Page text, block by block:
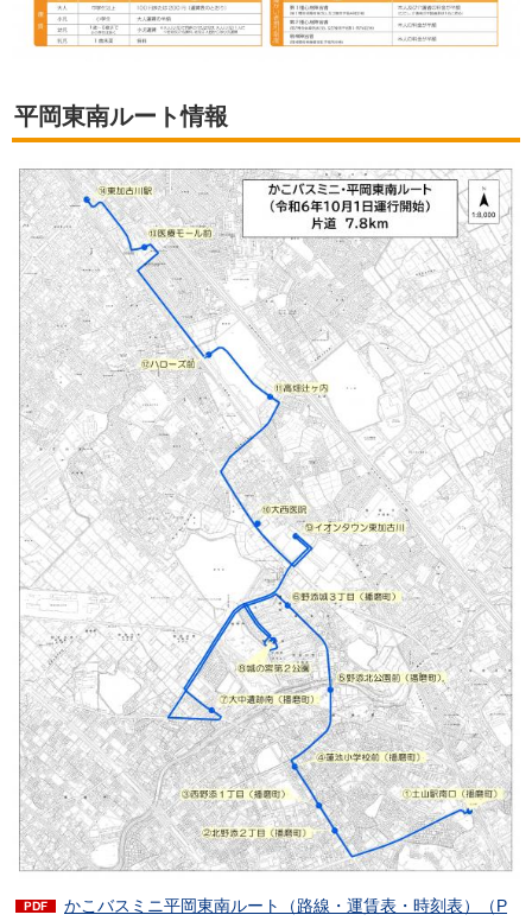
平岡東南ルート情報
かこバスミニ平岡東南ルート（路線・運賃表・時刻表）（P